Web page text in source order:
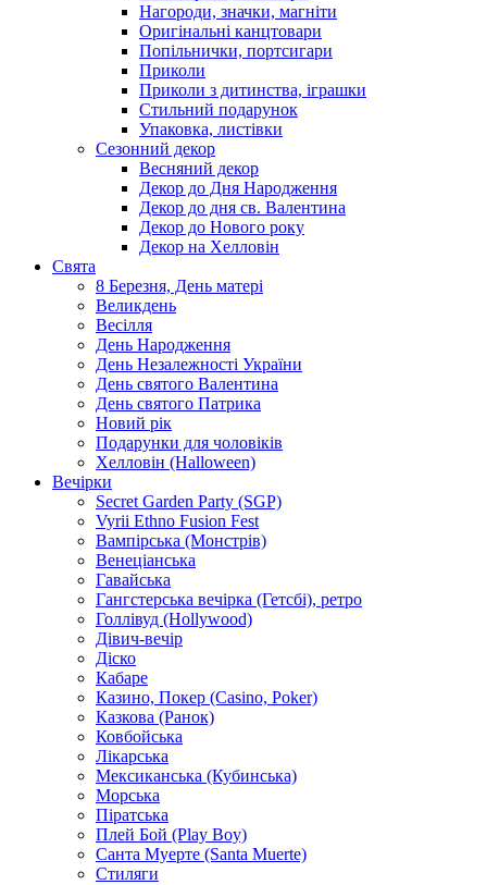
Нагороди, значки, магніти
Оригінальні канцтовари
Попільнички, портсигари
Приколи
Приколи з дитинства, іграшки
Стильний подарунок
Упаковка, листівки
Сезонний декор
Весняний декор
Декор до Дня Народження
Декор до дня св. Валентина
Декор до Нового року
Декор на Хелловін
Свята
8 Березня, День матері
Великдень
Весілля
День Народження
День Незалежності України
День святого Валентина
День святого Патрика
Новий рік
Подарунки для чоловіків
Хелловін (Halloween)
Вечірки
Secret Garden Party (SGP)
Vyrii Ethno Fusion Fest
Вампірська (Монстрів)
Венеціанська
Гавайська
Гангстерська вечірка (Гетсбі), ретро
Голлівуд (Hollywood)
Дівич-вечір
Діско
Кабаре
Казино, Покер (Casino, Poker)
Казкова (Ранок)
Ковбойська
Лікарська
Мексиканська (Кубинська)
Морська
Піратська
Плей Бой (Play Boy)
Санта Муерте (Santa Muerte)
Стиляги